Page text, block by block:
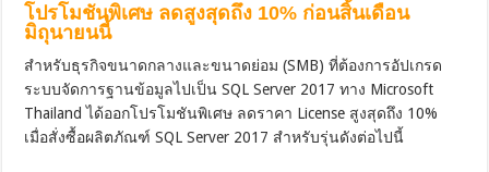
โปรโมชันพิเศษ ลดสูงสุดถึง 10% ก่อนสิ้นเดือน
มิถุนายนนี้
สำหรับธุรกิจขนาดกลางและขนาดย่อม (SMB) ที่ต้องการอัปเกรด
ระบบจัดการฐานข้อมูลไปเป็น SQL Server 2017 ทาง Microsoft
Thailand ได้ออกโปรโมชันพิเศษ ลดราคา License สูงสุดถึง 10%
เมื่อสั่งซื้อผลิตภัณฑ์ SQL Server 2017 สำหรับรุ่นดังต่อไปนี้